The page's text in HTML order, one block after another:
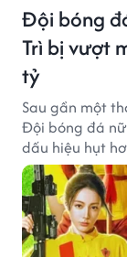
Đội bóng
Trì bị vượt
tỷ
Sau gần một
Đội bóng đá
dấu hiệu hụt